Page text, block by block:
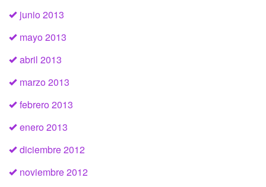
junio 2013
mayo 2013
abril 2013
marzo 2013
febrero 2013
enero 2013
diciembre 2012
noviembre 2012